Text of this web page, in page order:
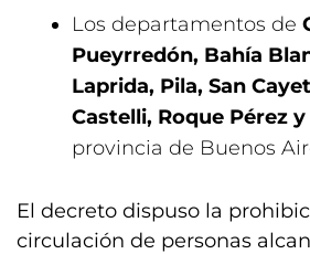
Los departamentos de
Pueyrredón, Bahía
Laprida, Pila, San
Castelli, Roque Pérez
provincia de Buenos
El decreto dispuso la
circulación de personas